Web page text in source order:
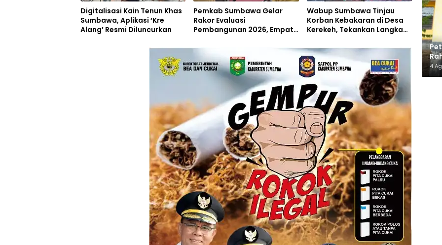
Digitalisasi Kain Tenun Khas
Sumbawa, Aplikasi ‘Kre
Alang’ Resmi Diluncurkan
Pemkab Sumbawa Gelar
Rakor Evaluasi
Pembangunan 2026, Empat
Resmi Diluncurkan
Wabup Sumbawa Tinjau
Korban Kebakaran di Desa
Kerekeh, Tekankan Langkah
4